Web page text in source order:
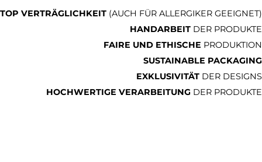
TOP VERTRÄGLICHKEIT (AUCH FÜR ALLERGIKER GEEIGNET)
HANDARBEIT DER PRODUKTE
FAIRE UND ETHISCHE PRODUKTION
SUSTAINABLE PACKAGING
EXKLUSIVITÄT DER DESIGNS
HOCHWERTIGE VERARBEITUNG DER PRODUKTE